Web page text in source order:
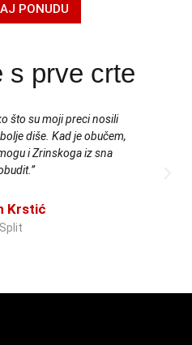
PONUDU
s prve crte
što su moji preci nosili
diše. Kad je obučem,
i Zrinskoga iz sna
Krstić
Split